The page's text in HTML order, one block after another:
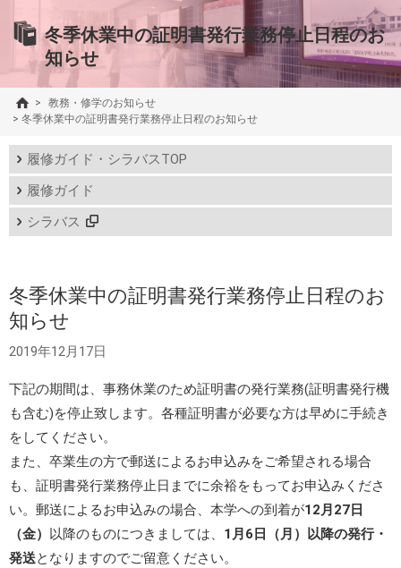
冬季休業中の証明書発行業務停止日程のお
知らせ
>
教務・修学のお知らせ
> 冬季休業中の証明書発行業務停止日程のお知らせ
履修ガイド・シラバスTOP
履修ガイド
シラバス
冬季休業中の証明書発行業務停止日程のお
知らせ
2019年12月17日
下記の期間は、事務休業のため証明書の発行業務(証明書発行機
も含む)を停止致します。各種証明書が必要な方は早めに手続き
をしてください。
また、卒業生の方で郵送によるお申込みをご希望される場合
も、証明書発行業務停止日までに余裕をもってお申込みくださ
い。郵送によるお申込みの場合、本学への到着が12月27日
（金） 以降のものにつきましては、 1月6日（月）以降の発行・
発送となりますのでご留意ください。